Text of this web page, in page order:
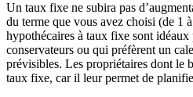
Un taux fixe ne subira pas
du terme que vous avez choisi (de 1
hypothécaires à taux fixe sont idéaux
conservateurs ou qui préfèrent un
prévisibles. Les propriétaires dont le
taux fixe, car il leur permet de